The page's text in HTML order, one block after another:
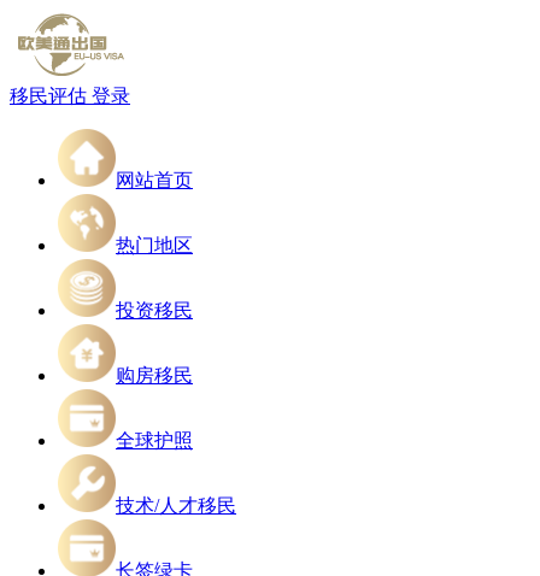
移民评估 登录
网站首页
热门地区
投资移民
购房移民
全球护照
技术/人才移民
长签绿卡